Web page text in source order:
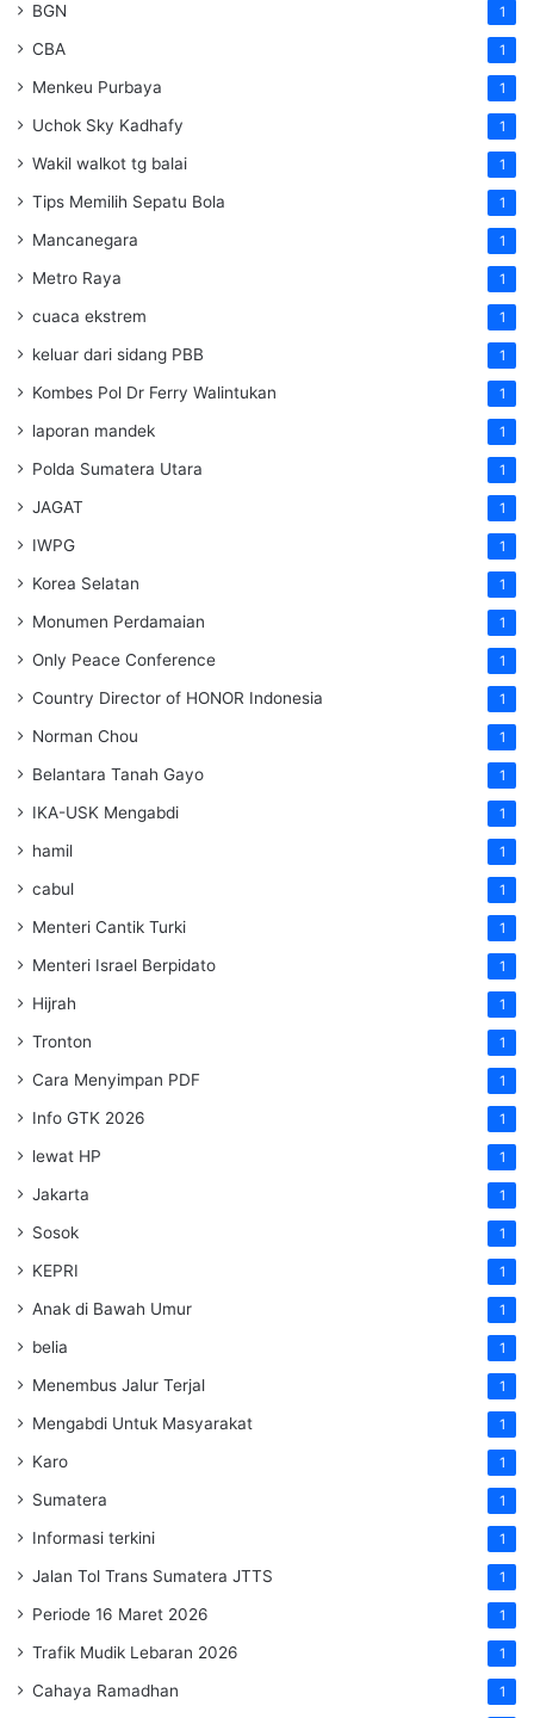
BGN 1
CBA 1
Menkeu Purbaya 1
Uchok Sky Kadhafy 1
Wakil walkot tg balai 1
Tips Memilih Sepatu Bola 1
Mancanegara 1
Metro Raya 1
cuaca ekstrem 1
keluar dari sidang PBB 1
Kombes Pol Dr Ferry Walintukan 1
laporan mandek 1
Polda Sumatera Utara 1
JAGAT 1
IWPG 1
Korea Selatan 1
Monumen Perdamaian 1
Only Peace Conference 1
Country Director of HONOR Indonesia 1
Norman Chou 1
Belantara Tanah Gayo 1
IKA-USK Mengabdi 1
hamil 1
cabul 1
Menteri Cantik Turki 1
Menteri Israel Berpidato 1
Hijrah 1
Tronton 1
Cara Menyimpan PDF 1
Info GTK 2026 1
lewat HP 1
Jakarta 1
Sosok 1
KEPRI 1
Anak di Bawah Umur 1
belia 1
Menembus Jalur Terjal 1
Mengabdi Untuk Masyarakat 1
Karo 1
Sumatera 1
Informasi terkini 1
Jalan Tol Trans Sumatera JTTS 1
Periode 16 Maret 2026 1
Trafik Mudik Lebaran 2026 1
Cahaya Ramadhan 1